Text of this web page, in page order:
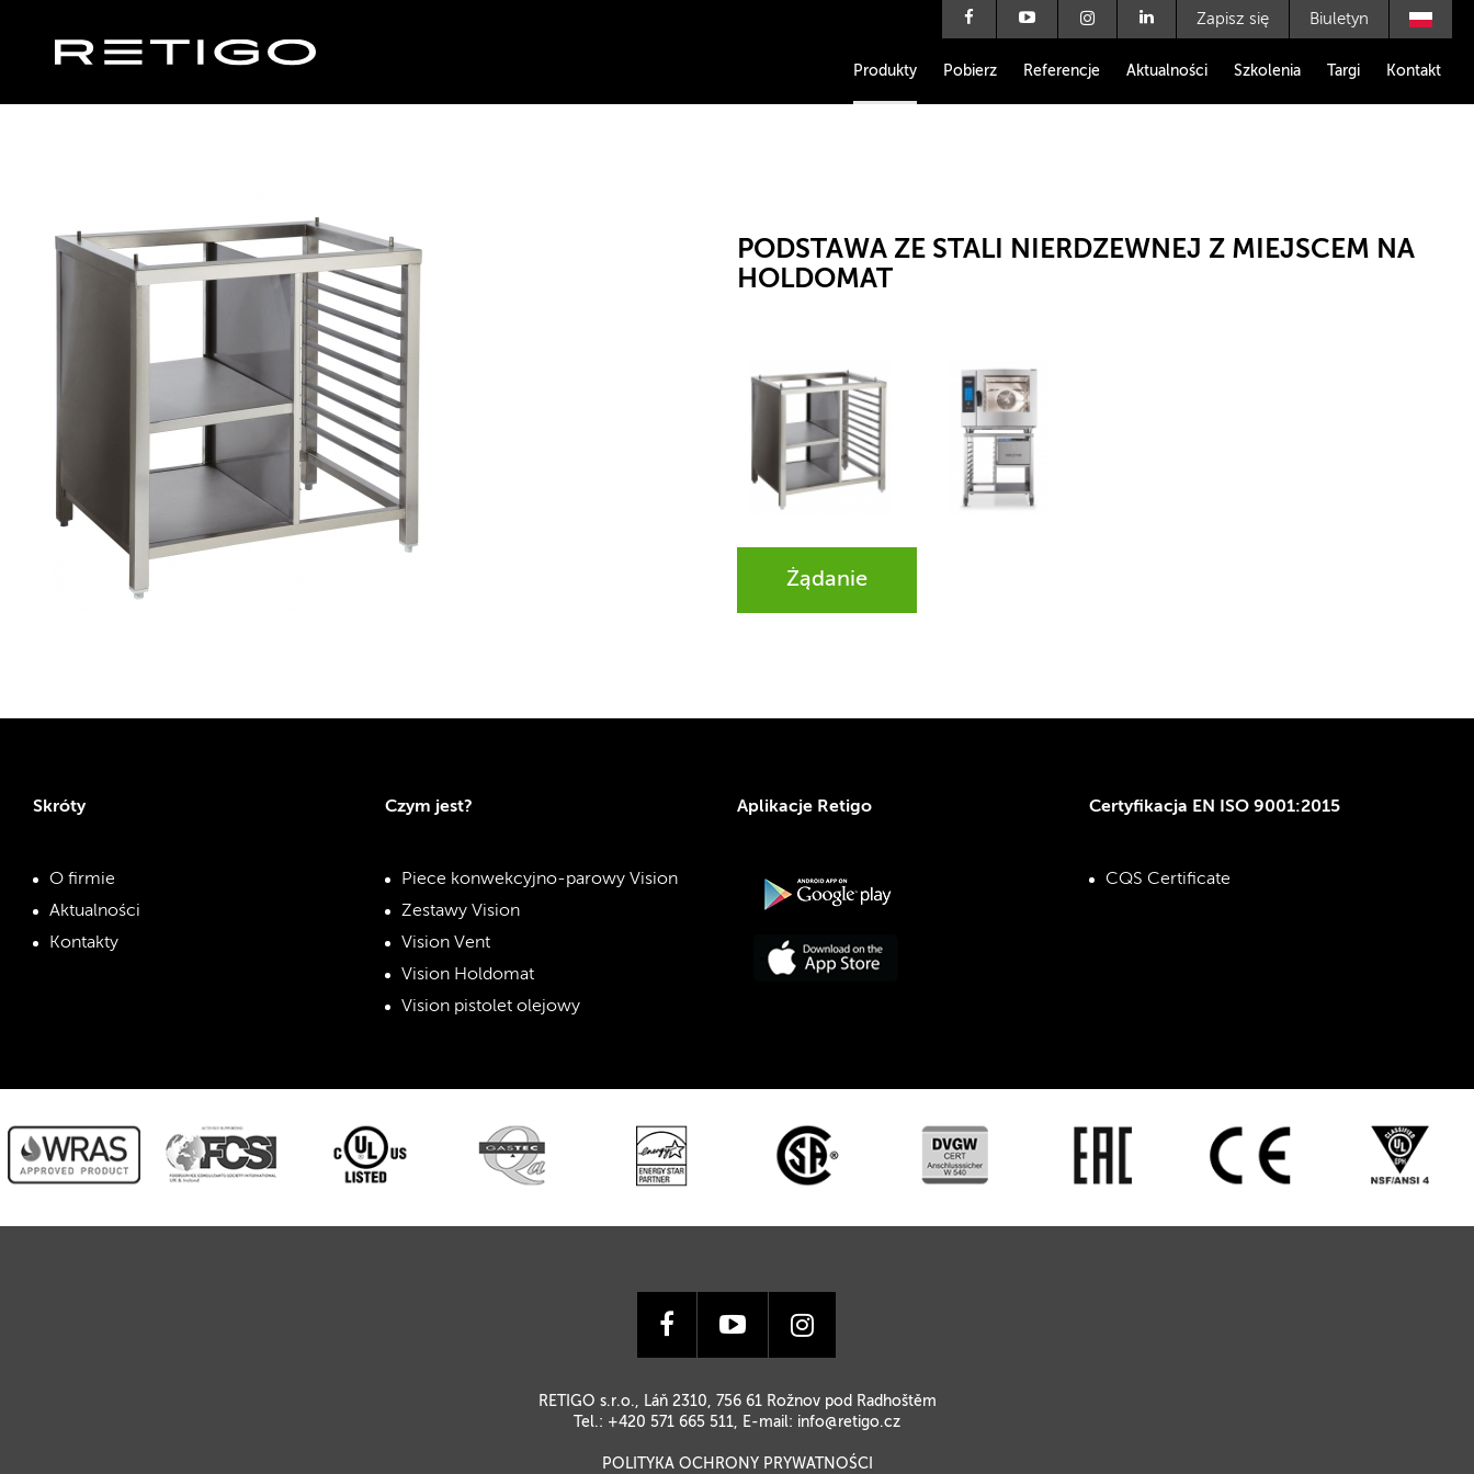
Zapisz się Biuletyn
Produkty Pobierz Referencje Aktualności Szkolenia Targi Kontakt
PODSTAWA ZE STALI NIERDZEWNEJ Z MIEJSCEM NA
HOLDOMAT
Żądanie
Skróty
O firmie
Aktualności
Kontakty
Czym jest?
Piece konwekcyjno-parowy Vision
Zestawy Vision
Vision Vent
Vision Holdomat
Vision pistolet olejowy
Aplikacje Retigo Certyfikacja EN ISO 9001:2015
CQS Certificate
RETIGO s.r.o., Láň 2310, 756 61 Rožnov pod Radhoštěm
Tel.: +420 571 665 511, E-mail: info@retigo.cz
POLITYKA OCHRONY PRYWATNOŚCI